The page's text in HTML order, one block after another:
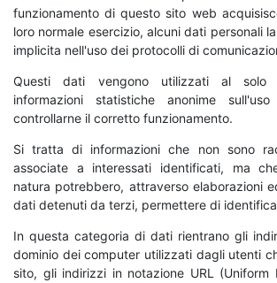
funzionamento di questo sito web
loro normale esercizio, alcuni dati personali
implicita nell'uso dei protocolli di
Questi dati vengono utilizzati al
informazioni statistiche anonime
controllarne il corretto funzionamento.
Si tratta di informazioni che non sono
associate a interessati identificati, ma
natura potrebbero, attraverso elaborazioni
dati detenuti da terzi, permettere di
In questa categoria di dati rientrano gli
dominio dei computer utilizzati dagli utenti
sito, gli indirizzi in notazione URL (Uniform